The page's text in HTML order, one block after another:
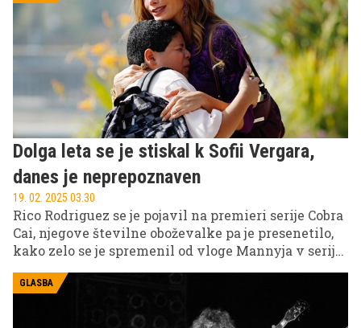
Dolga leta se je stiskal k Sofii Vergara,
danes je neprepoznaven
19. 02. 2025 03.30
Rico Rodriguez se je pojavil na premieri serije Cobra
Cai, njegove številne oboževalke pa je presenetilo,
kako zelo se je spremenil od vloge Mannyja v seriji
''Modern Family'', ki ga je izstrelila med zvezde.
GLASBA